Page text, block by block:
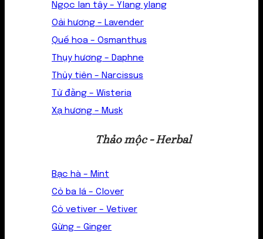
Ngọc lan tây – Ylang ylang
Oải hương – Lavender
Quế hoa – Osmanthus
Thụy hương – Daphne
Thủy tiên – Narcissus
Tử đằng – Wisteria
Xạ hương – Musk
Thảo mộc - Herbal
Bạc hà – Mint
Cỏ ba lá – Clover
Cỏ vetiver – Vetiver
Gừng – Ginger